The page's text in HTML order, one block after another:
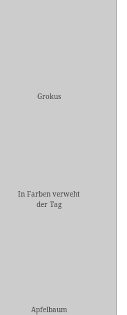
Grokus
In Farben verweht
der Tag
Apfelbaum